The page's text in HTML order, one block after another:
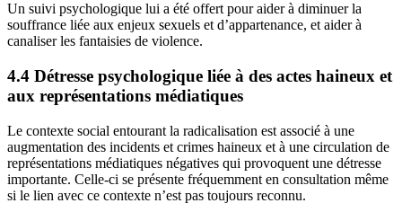
Un suivi psychologique lui a été offert pour aider à diminuer la
souffrance liée aux enjeux sexuels et d’appartenance, et aider à
canaliser les fantaisies de violence.
4.4 Détresse psychologique liée à des actes haineux et
aux représentations médiatiques
Le contexte social entourant la radicalisation est associé à une
augmentation des incidents et crimes haineux et à une circulation de
représentations médiatiques négatives qui provoquent une détresse
importante. Celle-ci se présente fréquemment en consultation même
si le lien avec ce contexte n’est pas toujours reconnu.